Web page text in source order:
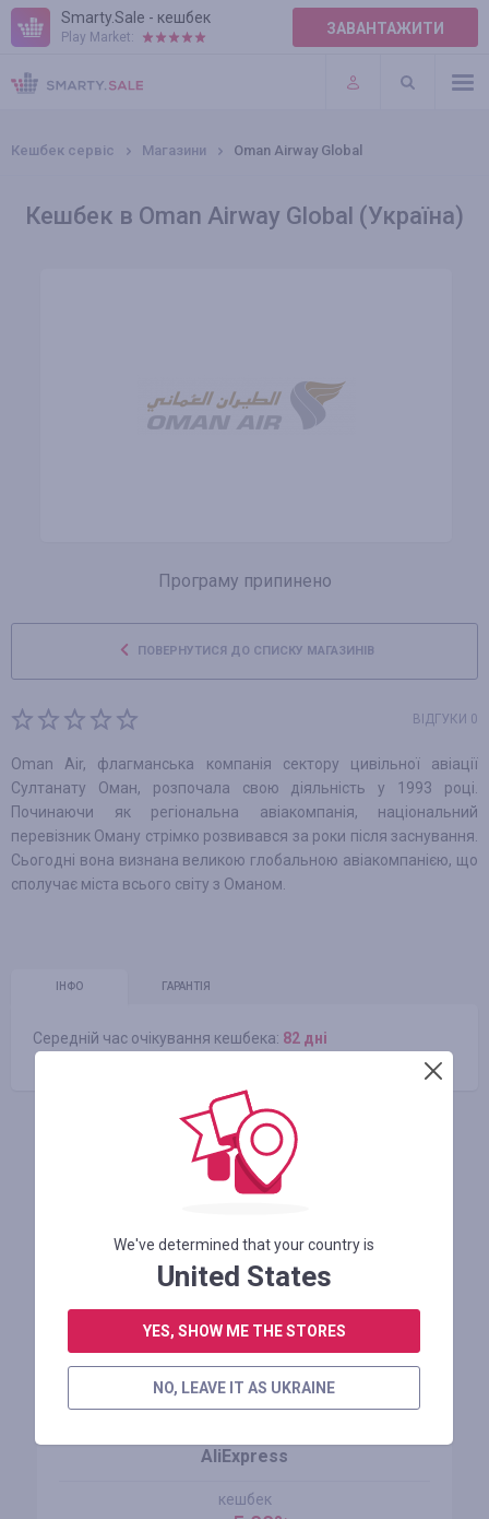
Smarty.Sale - кешбек
Play Market: ЗАВАНТАЖИТИ
ПРАВИЛА
ПЛАГІНИ
Кешбек сервіс Магазини Oman Airway Global
Кешбек в Oman Airway Global (Україна)
Програму припинено
ПОВЕРНУТИСЯ ДО СПИСКУ МАГАЗИНІВ
ВІДГУКИ 0
Oman Air, флагманська компанія сектору цивільної авіації
Султанату Оман, розпочала свою діяльність у 1993 році.
Починаючи як регіональна авіакомпанія, національний
перевізник Оману стрімко розвивався за роки після заснування.
Сьогодні вона визнана великою глобальною авіакомпанією, що
сполучає міста всього світу з Оманом.
ІНФО ГАРАНТІЯ
Середній час очікування кешбека: 82 днi
АВТОРИЗУЙТЕСЬ, ЩОБ ЗАЛИШИТИ ВІДГУК
Схожі магазини
AliExpress
кешбек
We've determined that your country is
United States
YES, SHOW ME THE STORES
NO, LEAVE IT AS UKRAINE